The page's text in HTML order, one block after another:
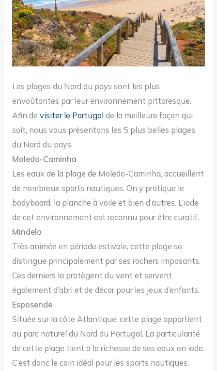
Les plages du Nord du pays sont les plus
envoûtantes par leur environnement pittoresque.
Afin devisiter le Portugal de la meilleure façon qui
soit, nous vous présentons les 5 plus belles plages
du Nord du pays.
Moledo-Caminha
Les eaux de la plage de Moledo-Caminha, accueillent
de nombreux sports nautiques. On y pratique le
bodyboard, la planche à voile et bien d’autres. L’iode
de cet environnement est reconnu pour être curatif.
Mindelo
Très animée en période estivale, cette plage se
distingue principalement par ses rochers imposants.
Ces derniers la protègent du vent et servent
également d’abri et de décor pour les jeux d’enfants.
Esposende
Située sur la côte Atlantique, cette plage appartient
au parc naturel du Nord du Portugal. La particularité
de cette plage tient à la richesse de ses eaux en iode.
C’est donc le coin idéal pour les sports nautiques,